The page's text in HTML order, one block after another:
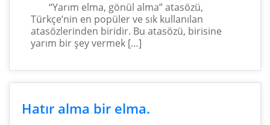
“Yarım elma, gönül alma” atasözü,
Türkçe’nin en popüler ve sık kullanılan
atasözlerinden biridir. Bu atasözü, birisine
yarım bir şey vermek […]
Hatır alma bir elma.